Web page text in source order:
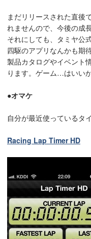
まだリリースされた直後
れませんので、今後の成
それにしても、タミヤ公
四駆のアプリなんかも期
製品カタログやイベント
ります。ゲーム…はいいか
●オマケ
自分が最近使っているタ
Racing Lap Timer HD